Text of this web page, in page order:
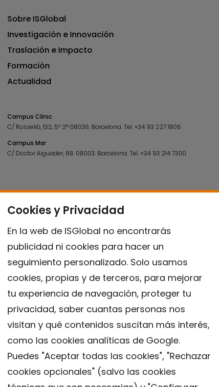
Cookies y Privacidad
En la web de ISGlobal no encontrarás
publicidad ni cookies para hacer un
seguimiento personalizado. Solo usamos
cookies, propias y de terceros, para mejorar
tu experiencia de navegación, proteger tu
privacidad, saber cuantas personas nos
visitan y qué contenidos suscitan más interés,
como las cookies analíticas de Google.
Puedes "Aceptar todas las cookies", "Rechazar
cookies opcionales" (salvo las cookies
Sobre ISGlobal
Investigación e Innovación
Traslación e Impacto
Formación
Actualidad
Campus Clínic
C/ Rosselló, 132, 5º 2ª 08036. Barcelona.Tel.+34 93 227 1806
Campus Mar
C/ Doctor Aiguader, 88. 08003. Barcelona.Tel.+34 93 214 7300